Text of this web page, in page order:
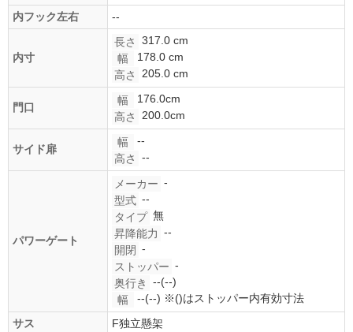
内フック左右
--
内寸
長さ
317.0 cm
幅
178.0 cm
高さ
205.0 cm
門口
幅
176.0cm
高さ
200.0cm
サイド扉
幅
--
高さ
--
パワーゲート
メーカー -
型式 --
タイプ 無
昇降能力 --
開閉 -
ストッパー -
奥行き
--(--)
幅
--(--) ※()はストッパー内有効寸法
サス
F独立懸架